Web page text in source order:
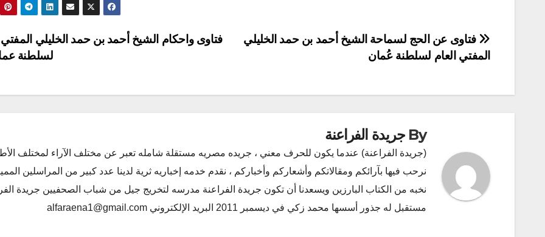
تصفّح
المقالات
فتاوى واحكام الشيخ أحمد بن حمد الخليلي المفتي
لسلطنة
فتاوى عن الحج لسماحة الشيخ أحمد بن حمد الخليلي
المفتي العام لسلطنة عُمان
By جريدة الفراعنة
(جريدة الفراعنة) عندما يكون للحرف معني ، جريده مصريه مستقلة شامله تعبر عن مختلف الآراء لمختلف
نرحب فيها بآرائكم ومقالاتكم وأشعاركم وأخباركم ، نقدم خدمه إخباريه ثرية لدينا عدد كبير من المراسلين
نخبه من الكتاب البارزين ويسعدنا أن تكون جريدة الفراعنة مدرسه لتخريج جيل من شباب الصحفيين جريدة
مستقبل له جذور أسسها محمد زكي في ديسمبر 2011 البريد الإلكتروني alfaraena1@gmail.com